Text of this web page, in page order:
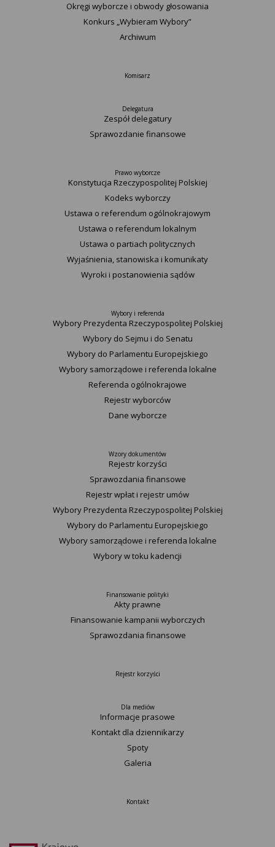
Okręgi wyborcze i obwody głosowania
Konkurs „Wybieram Wybory”
Archiwum
Komisarz
Delegatura
Zespół delegatury
Sprawozdanie finansowe
Prawo wyborcze
Konstytucja Rzeczypospolitej Polskiej​
Kodeks wyborczy
Ustawa o referendum ogólnokrajowym
Ustawa o referendum lokalnym
Ustawa o partiach politycznych
Wyjaśnienia, stanowiska i komunikaty
Wyroki i postanowienia sądów
Wybory i referenda
Wybory Prezydenta Rzeczypospolitej Polskiej
Wybory do Sejmu i do Senatu
Wybory do Parlamentu Europejskiego
Wybory samorządowe i referenda lokalne
Referenda ogólnokrajowe
Rejestr wyborców
Dane wyborcze
Wzory dokumentów
Rejestr korzyści
Sprawozdania finansowe
Rejestr wpłat i rejestr umów
Wybory Prezydenta Rzeczypospolitej Polskiej
Wybory do Parlamentu Europejskiego
Wybory samorządowe i referenda lokalne
Wybory w toku kadencji
Finansowanie polityki
Akty prawne
Finansowanie kampanii wyborczych
Sprawozdania finansowe
Rejestr korzyści
Dla mediów
Informacje prasowe
Kontakt dla dziennikarzy
Spoty
Galeria
Kontakt